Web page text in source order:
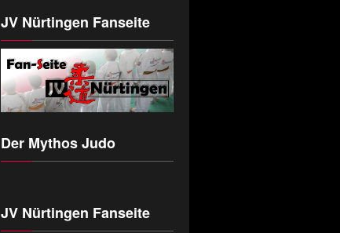
JV Nürtingen Fanseite
Der Mythos Judo
JV Nürtingen Fanseite